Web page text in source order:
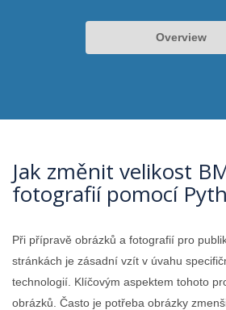
Overview
Jak změnit velikost
fotografií pomocí
Při přípravě obrázků a fotografií pro
stránkách je zásadní vzít v úvahu
technologií. Klíčovým aspektem tohoto
obrázků. Často je potřeba obrázky